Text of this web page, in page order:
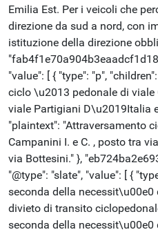
Emilia Est. Per i veicoli che
direzione da sud a nord, con
istituzione della direzione
"value": [ { "type": "p",
ciclo \u2013 pedonale di viale
viale Partigiani D\u2019Italia
"plaintext": "Attraversamento
Campanini I. e C. , posto tra
via Bottesini." },
"@type": "slate", "value": [ {
seconda della necessit\u00e0
divieto di transito
seconda della necessit\u00e0